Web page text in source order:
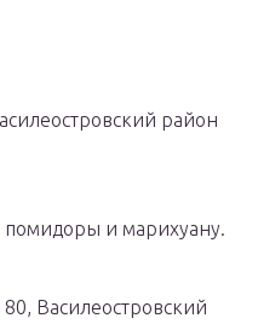
район
и марихуану.
Василеостровский